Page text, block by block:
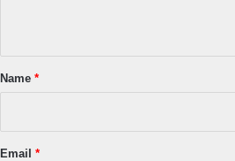
*
Name *
Email *